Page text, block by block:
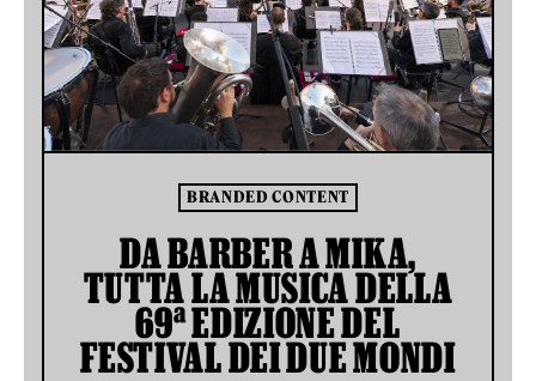
BRANDED CONTENT
DA BARBER A MIKA,
TUTTA LA MUSICA DELLA
69ª EDIZIONE DEL
FESTIVAL DEI DUE MONDI